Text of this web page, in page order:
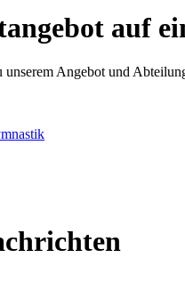
auf
unserem Angebot und